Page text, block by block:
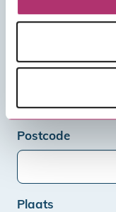
Nieuwe plaats
Postcode
Plaats